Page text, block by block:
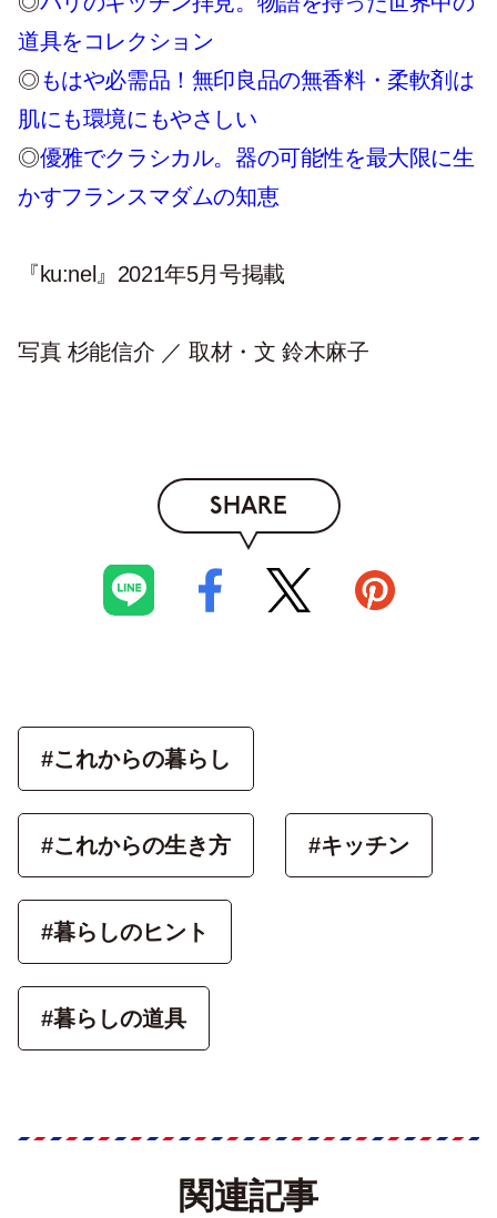
道具をコレクション
◎もはや必需品！無印良品の無香料・柔軟剤は
肌にも環境にもやさしい
◎優雅でクラシカル。器の可能性を最大限に生
かすフランスマダムの知恵
『ku:nel』2021年5月号掲載
写真 杉能信介 ／ 取材・文 鈴木麻子
SHARE
#これからの暮らし
#これからの生き方 #キッチン
#暮らしのヒント
#暮らしの道具
関連記事